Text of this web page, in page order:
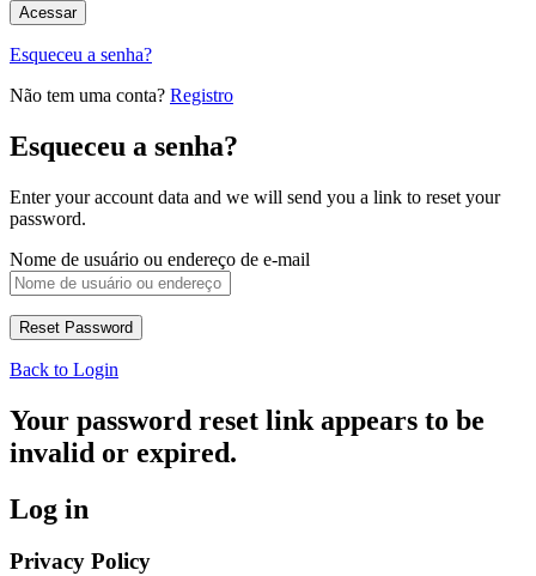
Esqueceu a senha?
Não tem uma conta? Registro
Esqueceu a senha?
Enter your account data and we will send you a link to reset your
password.
Nome de usuário ou endereço de e-mail
Back to Login
Your password reset link appears to be
invalid or expired.
Log in
Privacy Policy